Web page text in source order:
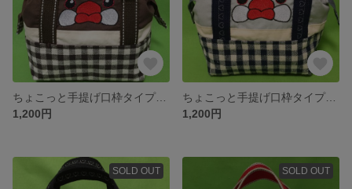
ちょこっと手提げ口枠タイプ(シナモン文鳥)
1,200円
ちょこっと手提げ口枠タイプ(シルバー文鳥)
1,200円
SOLD OUT SOLD OUT